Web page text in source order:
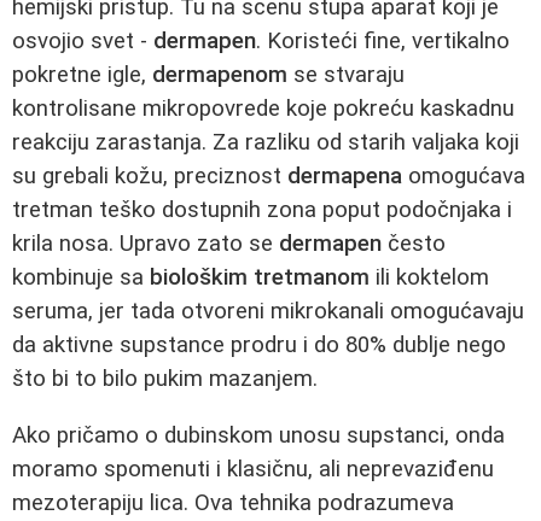
hemijski pristup. Tu na scenu stupa aparat koji je
osvojio svet - dermapen. Koristeći fine, vertikalno
pokretne igle, dermapenom se stvaraju
kontrolisane mikropovrede koje pokreću kaskadnu
reakciju zarastanja. Za razliku od starih valjaka koji
su grebali kožu, preciznost dermapena omogućava
tretman teško dostupnih zona poput podočnjaka i
krila nosa. Upravo zato se dermapen često
kombinuje sa biološkim tretmanom ili koktelom
seruma, jer tada otvoreni mikrokanali omogućavaju
da aktivne supstance prodru i do 80% dublje nego
što bi to bilo pukim mazanjem.
Ako pričamo o dubinskom unosu supstanci, onda
moramo spomenuti i klasičnu, ali neprevaziđenu
mezoterapiju lica. Ova tehnika podrazumeva